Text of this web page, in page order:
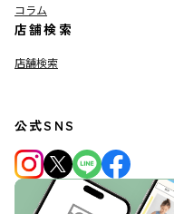
コラム
店舗検索
店舗検索
公式SNS